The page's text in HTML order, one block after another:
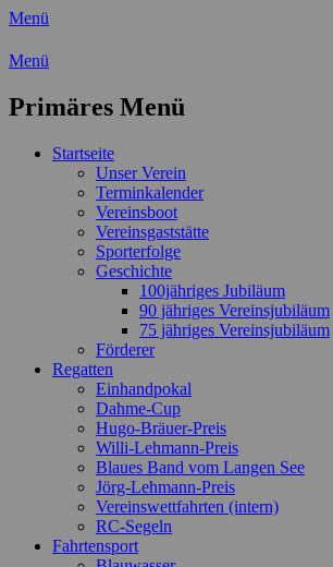
Menü
Wassersport-Verein
Freizeit mit der ganzen
Menü
Primäres Menü
Zum
Startseite
Unser Verein
Terminkalender
Vereinsboot
Vereinsgaststätte
Sporterfolge
Geschichte
100jähriges Jubiläum
90 jähriges Vereinsjubiläum
75 jähriges Vereinsjubiläum
Förderer
Regatten
Einhandpokal
Dahme-Cup
Hugo-Bräuer-Preis
Willi-Lehmann-Preis
Blaues Band vom Langen See
Jörg-Lehmann-Preis
Vereinswettfahrten (intern)
RC-Segeln
Fahrtensport